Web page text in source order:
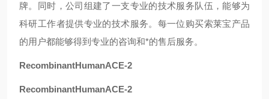
牌。同时，公司组建了一支专业的技术服务队伍，能够为
科研工作者提供专业的技术服务。每一位购买索莱宝产品
的用户都能够得到专业的咨询和*的售后服务。
RecombinantHumanACE-2
RecombinantHumanACE-2